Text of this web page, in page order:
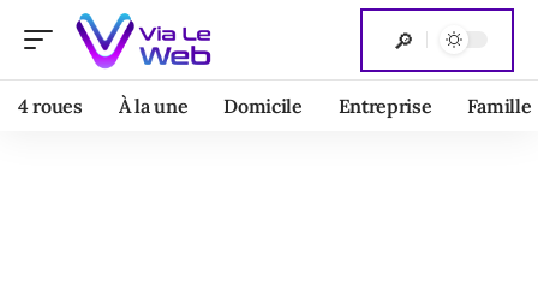
4 roues À la une Domicile Entreprise Famille